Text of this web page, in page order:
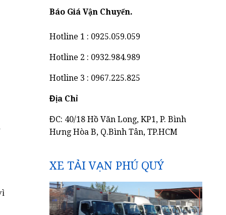
Báo Giá Vận Chuyển.
Hotline 1 : 0925.059.059
Hotline 2 : 0932.984.989
Hotline 3 : 0967.225.825
Địa Chỉ
ĐC: 40/18 Hồ Văn Long, KP1, P. Bình
Hưng Hòa B, Q.Bình Tân, TP.HCM
XE TẢI VẠN PHÚ QUÝ